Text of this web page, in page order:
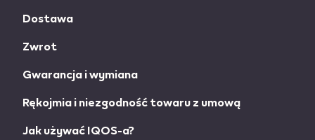
Dostawa
Zwrot
Gwarancja i wymiana
Rękojmia i niezgodność towaru z umową
Jak używać IQOS-a?